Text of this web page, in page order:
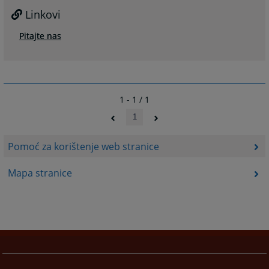
Pomoć za korištenje web stranice
Mapa stranice
Linkovi
Pitajte nas
1 - 1 / 1
1